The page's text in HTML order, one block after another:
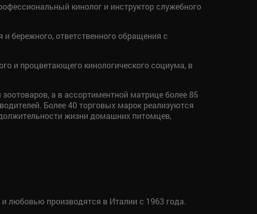
кинолог и инструктор служебного
бережного, ответственного обращения с
и процветающего кинологического социума, в
а в ассортиментной матрице более 85
Более 40 торговых марок реализуются
жизни домашних питомцев,
любовью производятся в Италии с 1963 года.